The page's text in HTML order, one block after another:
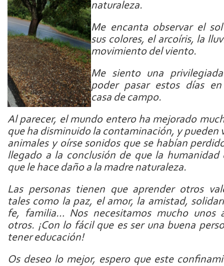
naturaleza.
Me encanta observar el
sus colores, el arcoíris, la
movimiento del viento.
Me siento una
poder pasar estos días
casa de campo.
Al parecer, el mundo entero ha mejorado
que ha disminuido la contaminación, y pueden
animales y oírse sonidos que se habían
llegado a la conclusión de que la humanidad
que le hace daño a la madre naturaleza.
Las personas tienen que aprender otros
tales como la paz, el amor, la amistad,
fe, familia… Nos necesitamos mucho unos
otros. ¡Con lo fácil que es ser una buena
tener educación!
Os deseo lo mejor, espero que este